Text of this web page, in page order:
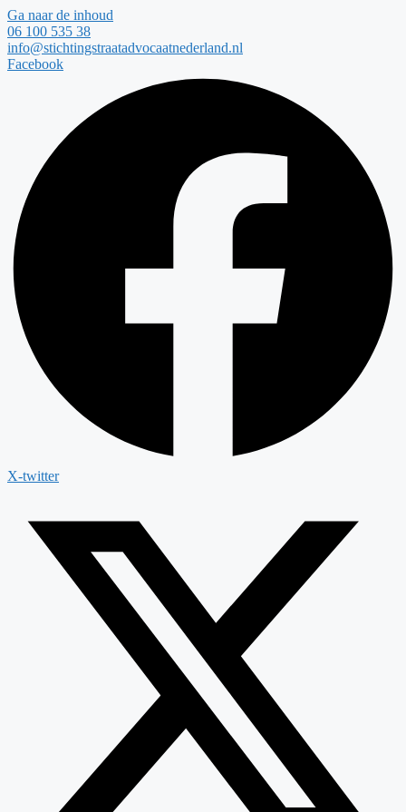
Ga naar de inhoud
06 100 535 38
info@stichtingstraatadvocaatnederland.nl
Facebook
X-twitter